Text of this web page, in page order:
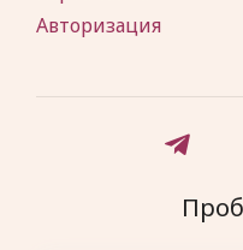
Авторизация